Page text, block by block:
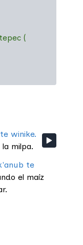
(
winike.
milpa.
te
el maíz